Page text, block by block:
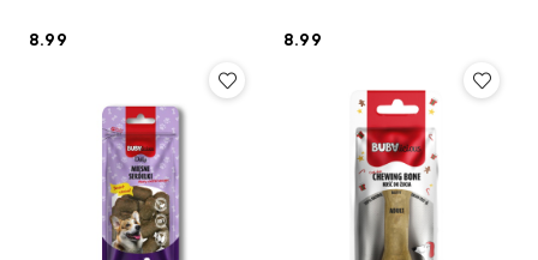
Cena:
8.99
Cena:
8.99